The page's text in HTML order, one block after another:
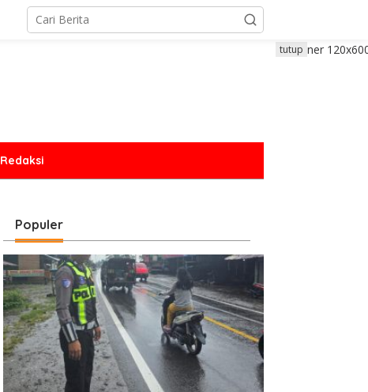
Redaksi
tutup
Populer